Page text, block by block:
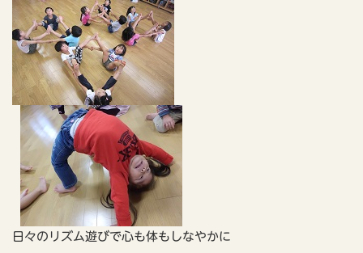
日々のリズム遊びで心も体もしなやかに